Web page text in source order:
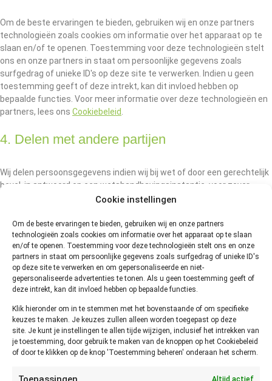
Cookie instellingen
Om de beste ervaringen te bieden, gebruiken wij en onze partners
technologieën zoals cookies om informatie over het apparaat op te slaan
en/of te openen. Toestemming voor deze technologieën stelt ons en onze
partners in staat om persoonlijke gegevens zoals surfgedrag of unieke ID's
op deze site te verwerken en om gepersonaliseerde en niet-
gepersonaliseerde advertenties te tonen. Als u geen toestemming geeft of
deze intrekt, kan dit invloed hebben op bepaalde functies.
Klik hieronder om in te stemmen met het bovenstaande of om specifieke
keuzes te maken. Je keuzes zullen alleen worden toegepast op deze
site. Je kunt je instellingen te allen tijde wijzigen, inclusief het intrekken van
je toestemming, door gebruik te maken van de knoppen op het Cookiebeleid
of door te klikken op de knop 'Toestemming beheren' onderaan het scherm.
Om de beste ervaringen te bieden, gebruiken wij en onze partners
technologieën zoals cookies om informatie over het apparaat op te
slaan en/of te openen. Toestemming voor deze technologieën stelt
ons en onze partners in staat om persoonlijke gegevens zoals
surfgedrag of unieke ID's op deze site te verwerken. Indien u geen
toestemming geeft of deze intrekt, kan dit invloed hebben op
bepaalde functies. Voor meer informatie over deze technologieën en
partners, lees ons Cookiebeleid
4. Delen met andere partijen
Wij delen persoonsgegevens indien wij bij wet of door een gerechtelijk
bevel, in antwoord op een wetshandhavingsinstantie, voor zover
toegestaan onder andere wettelijke bepalingen, verplicht zijn om
verband met de openbare veiligheid.
Als onze site of organisatie wordt overgenomen, verkocht, of
betrokken is bij een fusie of overname, kunnen uw gegevens worden
doorgegeven aan onze adviseurs en mogelijke kopers en worden
doorgegeven aan de nieuwe eigenaren.
Bewaarwijzer.nl neemt deel aan het IAB Europe Transparency &
Consent Framework en voldoet aan de specificaties en het beleid van
het IAB. Het maakt gebruik van het Consent Management Platform
met identificatienummer 332.